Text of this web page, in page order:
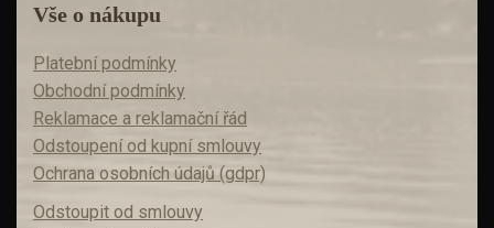
Vše o nákupu
Platební podmínky
Obchodní podmínky
Reklamace a reklamační řád
Odstoupení od kupní smlouvy
Ochrana osobních údajů (gdpr)
Odstoupit od smlouvy